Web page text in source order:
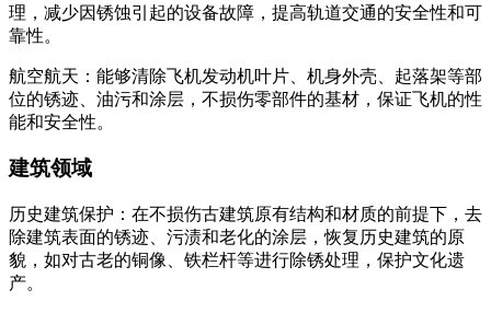
理，减少因锈蚀引起的设备故障，提高轨道交通的安全性和可
靠性。
航空航天：能够清除飞机发动机叶片、机身外壳、起落架等部
位的锈迹、油污和涂层，不损伤零部件的基材，保证飞机的性
能和安全性。
建筑领域
历史建筑保护：在不损伤古建筑原有结构和材质的前提下，去
除建筑表面的锈迹、污渍和老化的涂层，恢复历史建筑的原
貌，如对古老的铜像、铁栏杆等进行除锈处理，保护文化遗
产。